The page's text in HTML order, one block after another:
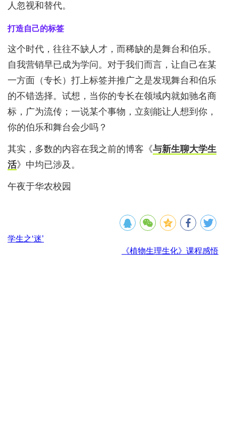
人忽视和替代。
打造自己的标签
这个时代，往往不缺人才，而稀缺的是舞台和伯乐。
自我营销早已成为学问。对于我们而言，让自己在某
一方面（专长）打上标签并推广之是发现舞台和伯乐
的不错选择。试想，当你的专长在领域内就如驰名商
标，广为流传；一说某个事物，立刻能让人想到你，
你的伯乐和舞台会少吗？
其实，多数的内容在我之前的博客《与新生聊大学生
活》中均已涉及。
午夜于华农校园
学生之‘迷’
《植物生理生化》课程感悟